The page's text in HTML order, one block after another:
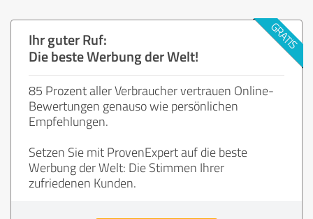
Ihr guter Ruf:
Die beste Werbung der Welt!
85 Prozent aller Verbraucher vertrauen Online-
Bewertungen genauso wie persönlichen
Empfehlungen.
Setzen Sie mit ProvenExpert auf die beste
Werbung der Welt: Die Stimmen Ihrer
zufriedenen Kunden.